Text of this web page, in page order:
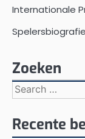
Internationale
Zoeken
Search
for:
Recente